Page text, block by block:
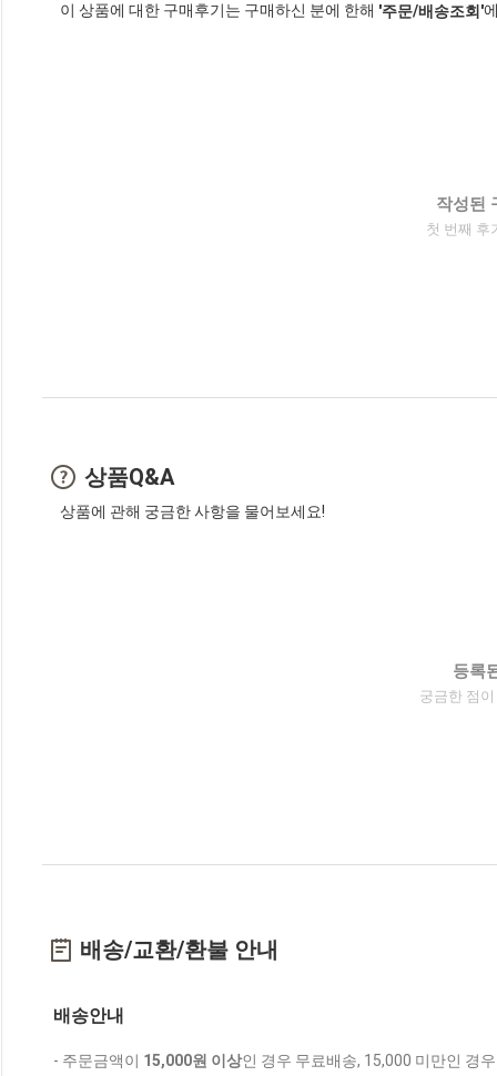
이 상품에 대한 구매후기는 구매하신 분에 한해 '주문/배송조회'
작성된
첫 번째 후
상품Q&A
상품에 관해 궁금한 사항을 물어보세요!
등록
궁금한 점
배송/교환/환불 안내
배송안내
- 주문금액이 15,000원 이상인 경우 무료배송, 15,000 미만인 경